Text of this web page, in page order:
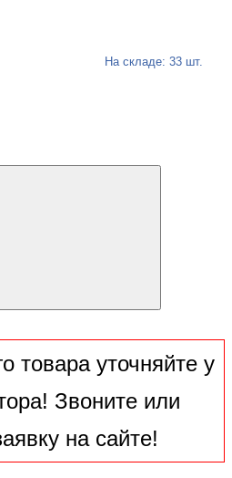
На складе: 33 шт.
товара уточняйте у
Звоните или
на сайте!